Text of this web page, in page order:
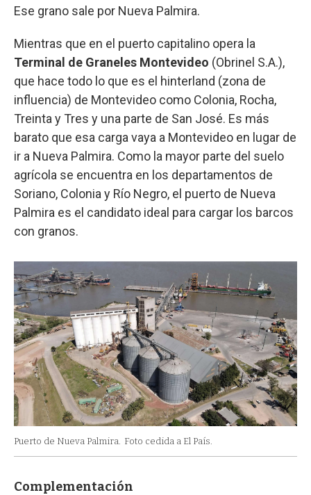
Ese grano sale por Nueva Palmira.
Mientras que en el puerto capitalino opera la
Terminal de Graneles Montevideo (Obrinel S.A.),
que hace todo lo que es el hinterland (zona de
influencia) de Montevideo como Colonia, Rocha,
Treinta y Tres y una parte de San José. Es más
barato que esa carga vaya a Montevideo en lugar de
ir a Nueva Palmira. Como la mayor parte del suelo
agrícola se encuentra en los departamentos de
Soriano, Colonia y Río Negro, el puerto de Nueva
Palmira es el candidato ideal para cargar los barcos
con granos.
Puerto de Nueva Palmira. Foto cedida a El País.
Complementación